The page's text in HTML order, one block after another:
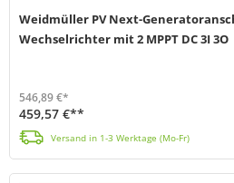
Weidmüller PV Next-
Wechselrichter mit 2 MPPT DC 3I 3O
546,89 €*
459,57 €**
Versand in 1-3 Werktage (Mo-Fr)